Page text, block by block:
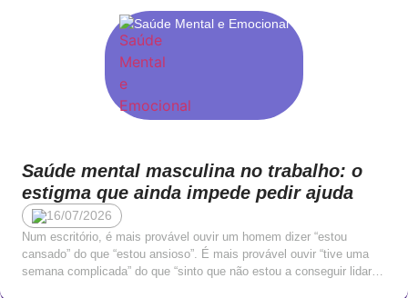
Saúde Mental e Emocional
Saúde mental masculina no trabalho: o
estigma que ainda impede pedir ajuda
16/07/2026
Num escritório, é mais provável ouvir um homem dizer “estou
cansado” do que “estou ansioso”. É mais provável ouvir “tive uma
semana complicada” do que “sinto que não estou a conseguir lidar